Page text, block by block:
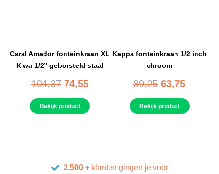
Caral Amador fonteinkraan XL
Kiwa 1/2” geborsteld staal
104,37 74,55
Bekijk product
Kappa fonteinkraan 1/2 inch
chroom
89,25 63,75
Bekijk product
2.500 +klanten gingen je voor